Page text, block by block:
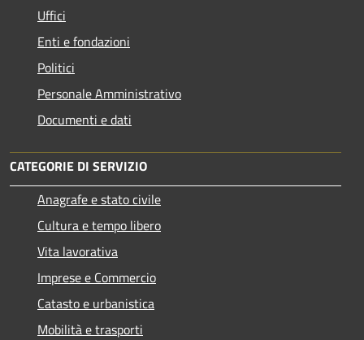
Uffici
Enti e fondazioni
Politici
Personale Amministrativo
Documenti e dati
CATEGORIE DI SERVIZIO
Anagrafe e stato civile
Cultura e tempo libero
Vita lavorativa
Imprese e Commercio
Catasto e urbanistica
Mobilità e trasporti